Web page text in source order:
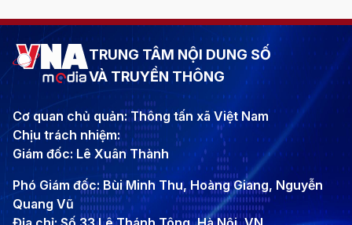
TRUNG TÂM NỘI DUNG SỐ
VÀ TRUYỀN THÔNG
Cơ quan chủ quản: Thông tấn xã Việt Nam
Chịu trách nhiệm:
Giám đốc: Lê Xuân Thành
Phó Giám đốc: Bùi Minh Thu, Hoàng Giang, Nguyễn
Quang Vũ